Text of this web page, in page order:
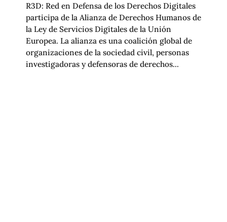
R3D: Red en Defensa de los Derechos Digitales
participa de la Alianza de Derechos Humanos de
la Ley de Servicios Digitales de la Unión
Europea. La alianza es una coalición global de
organizaciones de la sociedad civil, personas
investigadoras y defensoras de derechos...